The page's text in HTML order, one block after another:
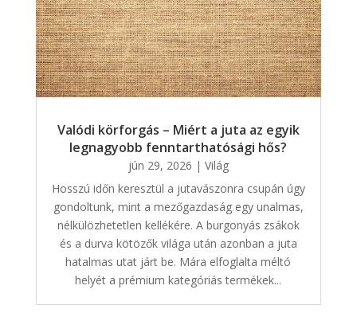
Valódi körforgás – Miért a juta az egyik
legnagyobb fenntarthatósági hős?
jún 29, 2026 | Világ
Hosszú időn keresztül a jutavászonra csupán úgy
gondoltunk, mint a mezőgazdaság egy unalmas,
nélkülözhetetlen kellékére. A burgonyás zsákok
és a durva kötözők világa után azonban a juta
hatalmas utat járt be. Mára elfoglalta méltó
helyét a prémium kategóriás termékek...